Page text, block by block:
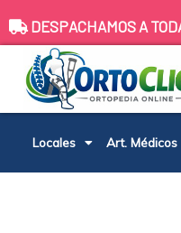
al
contenido
DESPACHAMOS A
Locales Art. Médicos